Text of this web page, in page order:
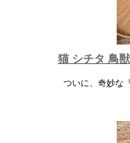
猫 シチタ 鳥
ついに、奇妙な